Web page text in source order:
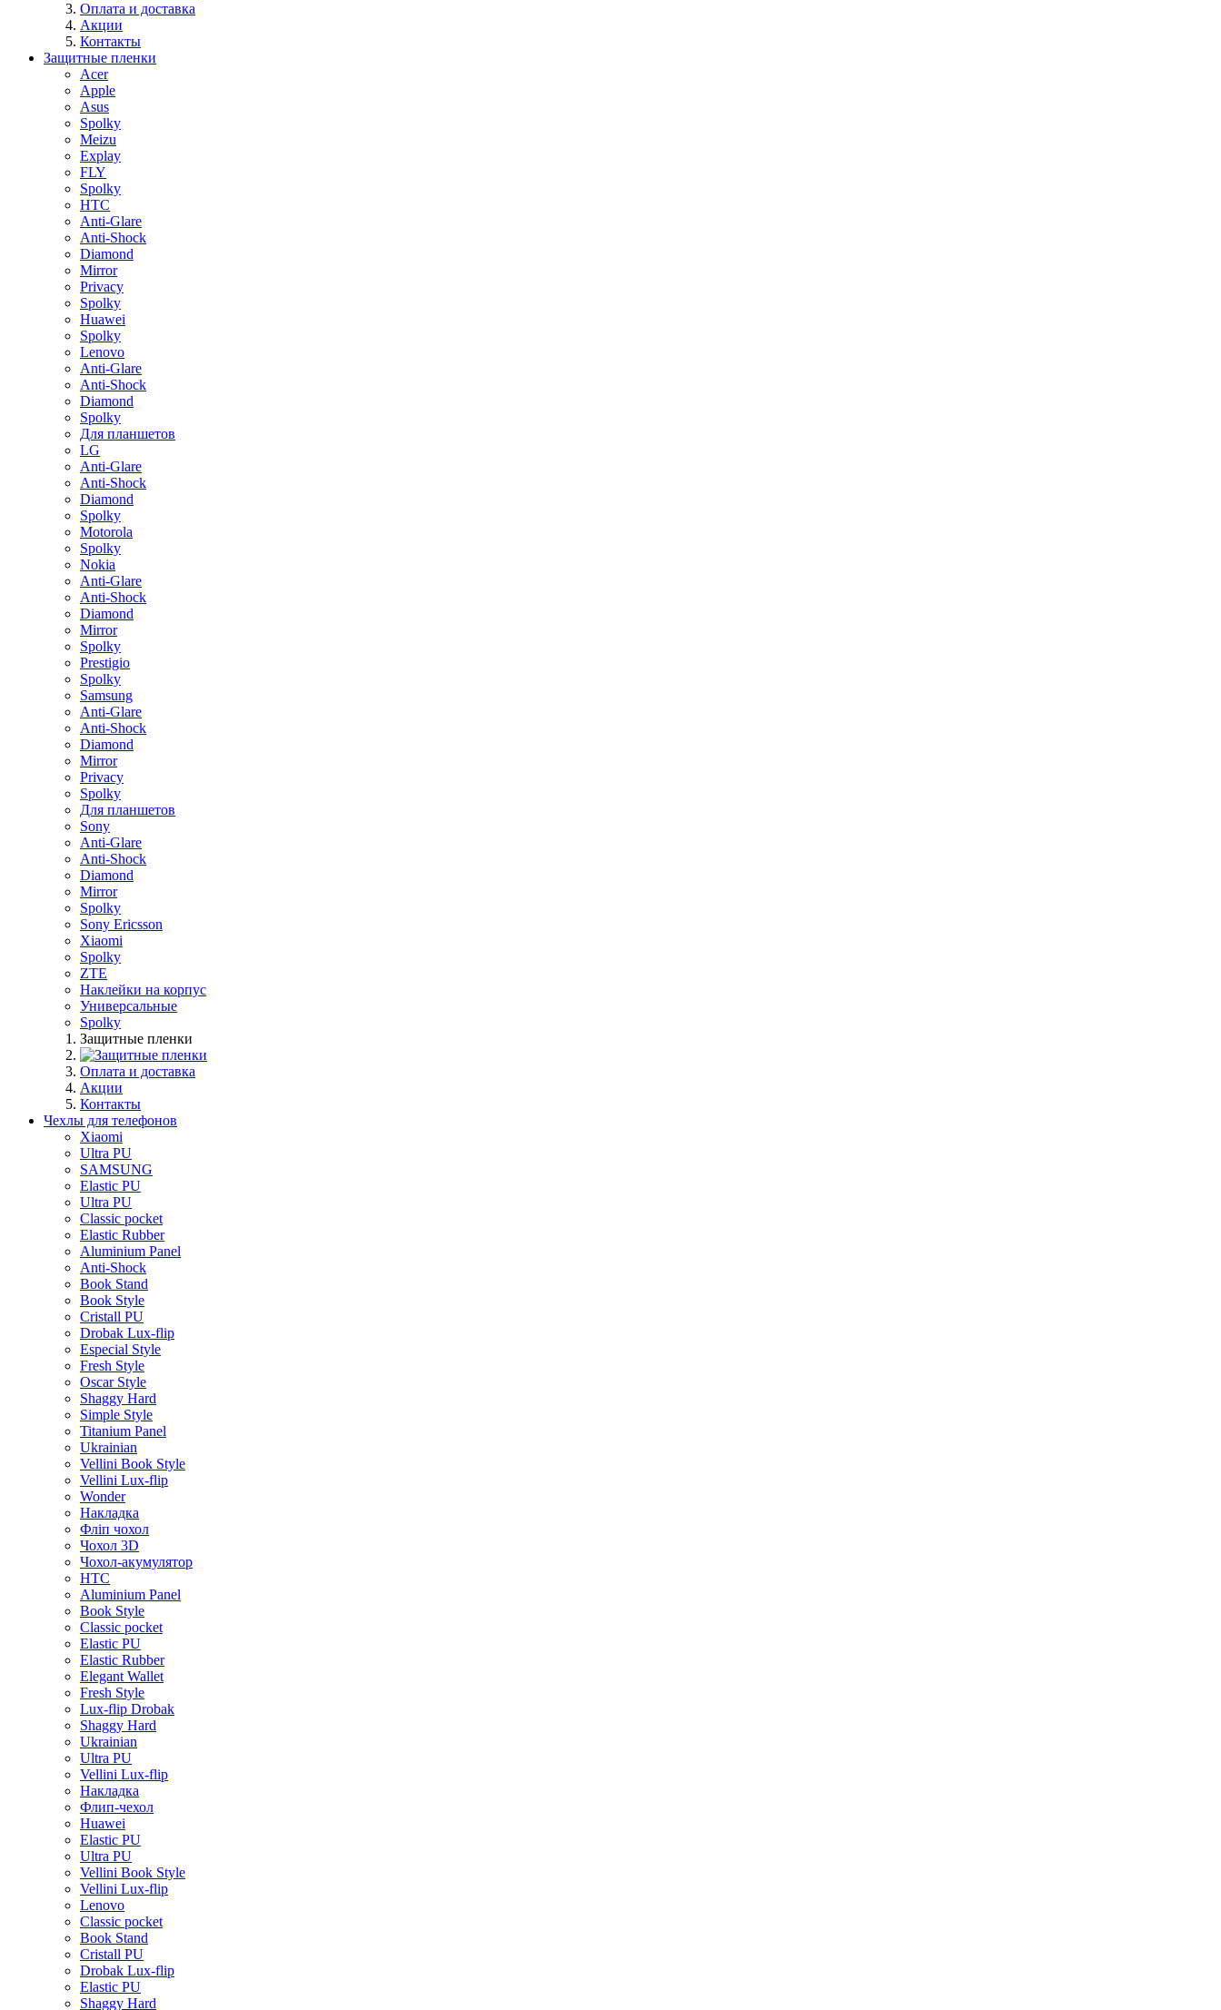
Оплата и доставка
Акции
Контакты
Защитные пленки
Acer
Apple
Asus
Spolky
Meizu
Explay
FLY
Spolky
HTC
Anti-Glare
Anti-Shock
Diamond
Mirror
Privacy
Spolky
Huawei
Spolky
Lenovo
Anti-Glare
Anti-Shock
Diamond
Spolky
Для планшетов
LG
Anti-Glare
Anti-Shock
Diamond
Spolky
Motorola
Spolky
Nokia
Anti-Glare
Anti-Shock
Diamond
Mirror
Spolky
Prestigio
Spolky
Samsung
Anti-Glare
Anti-Shock
Diamond
Mirror
Privacy
Spolky
Для планшетов
Sony
Anti-Glare
Anti-Shock
Diamond
Mirror
Spolky
Sony Ericsson
Xiaomi
Spolky
ZTE
Наклейки на корпус
Универсальные
Spolky
Защитные пленки
Оплата и доставка
Акции
Контакты
Чехлы для телефонов
Xiaomi
Ultra PU
SAMSUNG
Elastic PU
Ultra PU
Classic pocket
Elastic Rubber
Aluminium Panel
Anti-Shock
Book Stand
Book Style
Cristall PU
Drobak Lux-flip
Especial Style
Fresh Style
Oscar Style
Shaggy Hard
Simple Style
Titanium Panel
Ukrainian
Vellini Book Style
Vellini Lux-flip
Wonder
Накладка
Фліп чохол
Чохол 3D
Чохол-акумулятор
HTC
Aluminium Panel
Book Style
Classic pocket
Elastic PU
Elastic Rubber
Elegant Wallet
Fresh Style
Lux-flip Drobak
Shaggy Hard
Ukrainian
Ultra PU
Vellini Lux-flip
Накладка
Флип-чехол
Huawei
Elastic PU
Ultra PU
Vellini Book Style
Vellini Lux-flip
Lenovo
Classic pocket
Book Stand
Cristall PU
Drobak Lux-flip
Elastic PU
Shaggy Hard